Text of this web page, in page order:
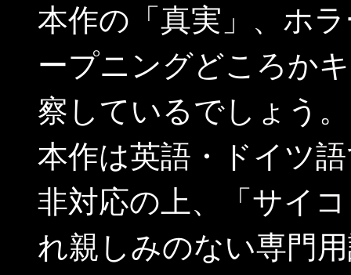
本作の「真実」、ホ
ープニングどころか
察しているでしょう。
本作は英語・ドイツ
非対応の上、「サイ
れ親しみのない専門